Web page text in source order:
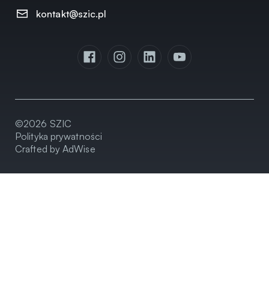
kontakt@szic.pl
©2026 SZIC
Polityka prywatności
Crafted by AdWise